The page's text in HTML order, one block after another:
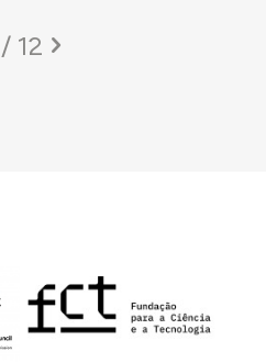
/ 12